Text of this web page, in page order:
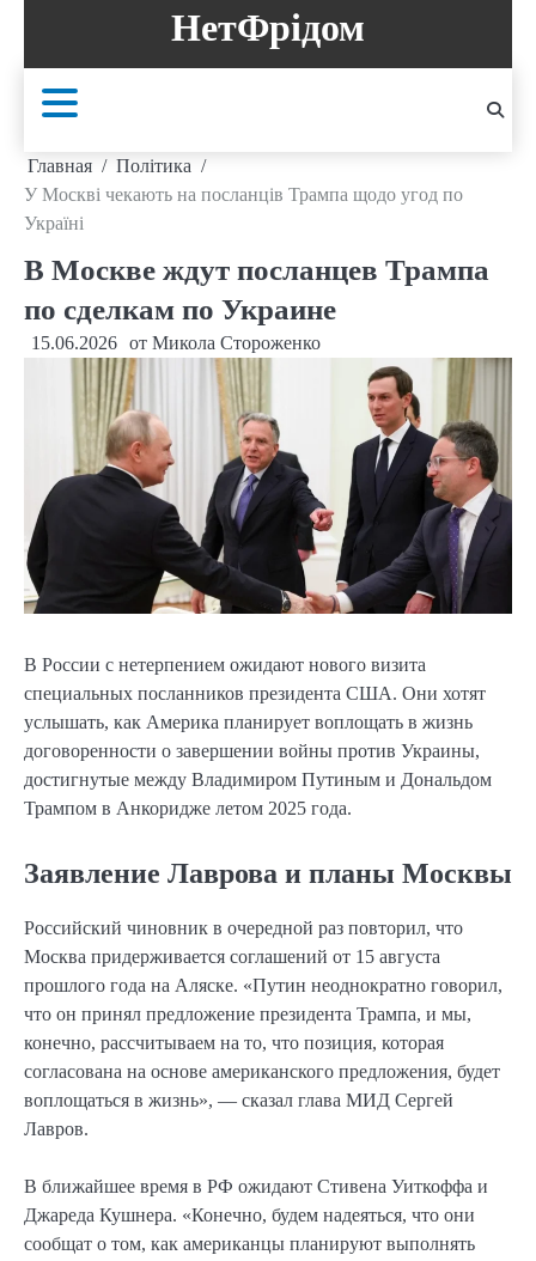
содержанию
НетФрідом
Главная
Політика
У Москві чекають на посланців Трампа щодо угод по
Україні
В Москве ждут посланцев Трампа
по сделкам по Украине
15.06.2026 от Микола Стороженко
В России с нетерпением ожидают нового визита
специальных посланников президента США. Они хотят
услышать, как Америка планирует воплощать в жизнь
договоренности о завершении войны против Украины,
достигнутые между Владимиром Путиным и Дональдом
Трампом в Анкоридже летом 2025 года.
Заявление Лаврова и планы Москвы
Российский чиновник в очередной раз повторил, что
Москва придерживается соглашений от 15 августа
прошлого года на Аляске. «Путин неоднократно говорил,
что он принял предложение президента Трампа, и мы,
конечно, рассчитываем на то, что позиция, которая
согласована на основе американского предложения, будет
воплощаться в жизнь», — сказал глава МИД Сергей
Лавров.
В ближайшее время в РФ ожидают Стивена Уиткоффа и
Джареда Кушнера. «Конечно, будем надеяться, что они
сообщат о том, как американцы планируют выполнять